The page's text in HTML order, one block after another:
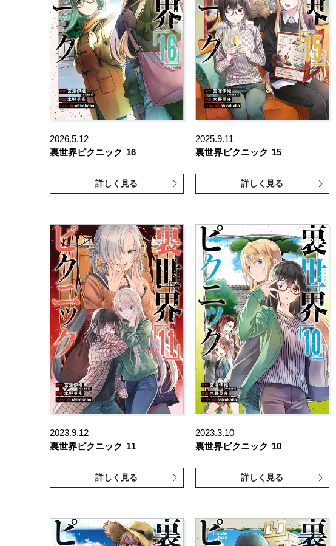
2026.5.12
裏世界ピクニック 16
詳しく見る
2025.9.11
裏世界ピクニック 15
詳しく見る
2023.9.12
裏世界ピクニック 11
詳しく見る
2023.3.10
裏世界ピクニック 10
詳しく見る